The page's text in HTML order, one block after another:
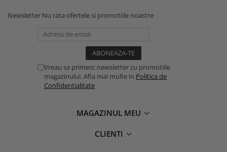
Newsletter Nu rata ofertele si promotiile noastre
Vreau sa primesc newsletter cu promotiile
magazinului. Afla mai multe in Politica de
Confidentialitate
MAGAZINUL MEU
CLIENTI